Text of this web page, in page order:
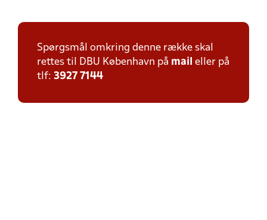
Spørgsmål omkring denne række skal
rettes til DBU København på mail eller på
tlf: 3927 7144